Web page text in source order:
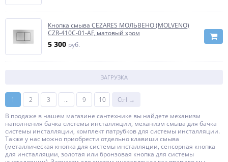
Кнопка смыва CEZARES МОЛЬВЕНО (MOLVENO)
CZR-410C-01-AF, матовый хром
5 300 руб.
ЗАГРУЗКА
1 2 3 ... 9 10
Ctrl →
В продаже в нашем магазине сантехнике вы найдете механизм
наполнения бачка системы инсталляции, механизм смыва для бачка
системы инсталляции, комплект патрубков для системы инсталляции.
Также у нас можно приобрести отдельно клавиши смыва
(металлическая кнопка для системы инсталляции, сенсорная кнопка
для инсталляции, золотая или бронзовая кнопка для системы